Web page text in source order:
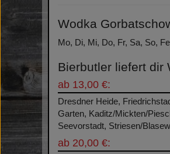
Wodka
Mo, Di, Mi, Do, Fr, Sa, So,
Bierbutler liefert dir
ab 13,00 €:
Dresdner Heide,
Garten, Kaditz/Mickten/
Seevorstadt, Striesen/
ab 20,00 €: